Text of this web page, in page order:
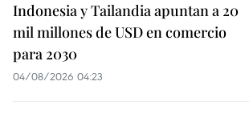
Indonesia y Tailandia apuntan a 20
mil millones de USD en comercio
para 2030
04/08/2026 04:23